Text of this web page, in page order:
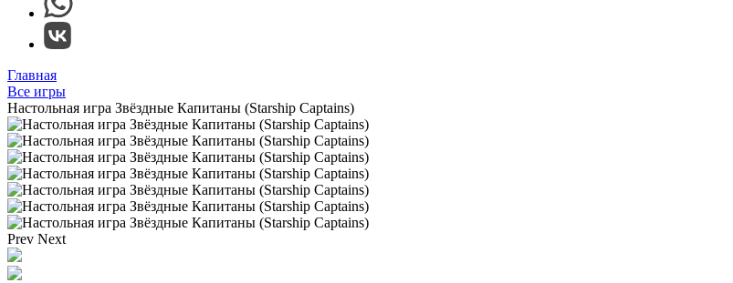
Главная
Все игры
Настольная игра Звёздные Капитаны (Starship Captains)
Prev Next